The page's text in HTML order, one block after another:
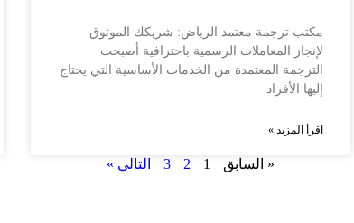
مكتب ترجمة معتمد الرياض: شريكك الموثوق
لإنجاز المعاملات الرسمية باحترافية أصبحت
الترجمة المعتمدة من الخدمات الأساسية التي يحتاج
إليها الأفراد
اقرأ المزيد »
« السابق 1
2
3 التالي »